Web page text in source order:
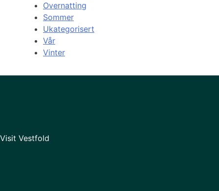
Overnatting
Sommer
Ukategorisert
Vår
Vinter
Visit Vestfold